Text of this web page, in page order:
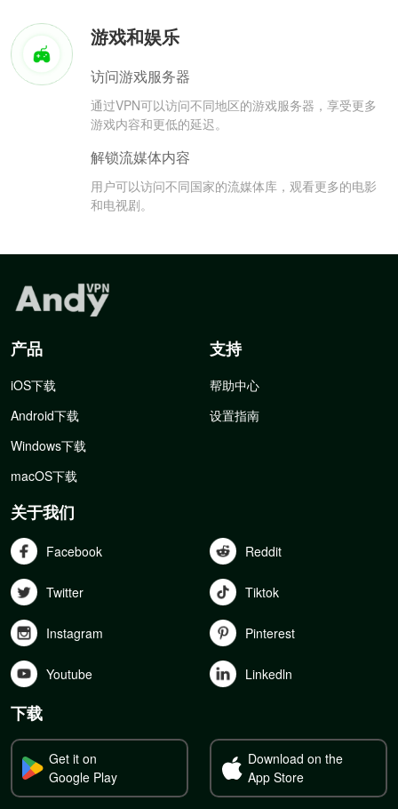
游戏和娱乐
访问游戏服务器
通过VPN可以访问不同地区的游戏服务器，享受更多
游戏内容和更低的延迟。
解锁流媒体内容
用户可以访问不同国家的流媒体库，观看更多的电影
和电视剧。
产品
iOS下载
Android下载
Windows下载
macOS下载
支持
帮助中心
设置指南
关于我们
Facebook Reddit
Twitter Tiktok
Instagram Pinterest
Youtube Linkedln
下载
Get it on
Google Play
Download on the
App Store